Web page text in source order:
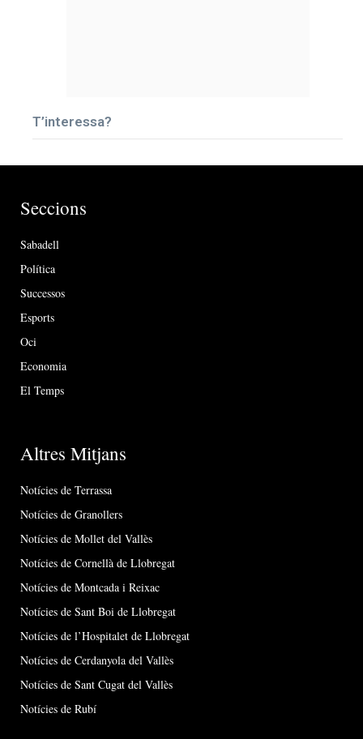
T’interessa?
Seccions
Sabadell
Política
Successos
Esports
Oci
Economia
El Temps
Altres Mitjans
Notícies de Terrassa
Notícies de Granollers
Notícies de Mollet del Vallès
Notícies de Cornellà de Llobregat
Notícies de Montcada i Reixac
Notícies de Sant Boi de Llobregat
Notícies de l’Hospitalet de Llobregat
Notícies de Cerdanyola del Vallès
Notícies de Sant Cugat del Vallès
Notícies de Rubí